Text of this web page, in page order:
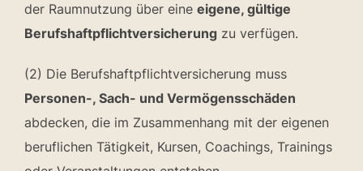
der Raumnutzung über eine eigene, gültige
Berufshaftpflichtversicherung zu verfügen.
(2) Die Berufshaftpflichtversicherung muss
Personen-, Sach- und Vermögensschäden
abdecken, die im Zusammenhang mit der eigenen
beruflichen Tätigkeit, Kursen, Coachings, Trainings